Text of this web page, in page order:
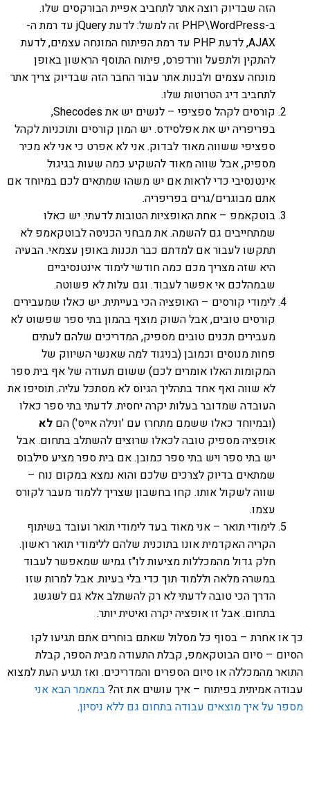
הזה שבדיוק רוצה אתר לתחביב אפיית הבורקסים שלו.
ב-PHP\WordPress זה למשל: לדעת jQuery עד רמת ה-
AJAX, לדעת PHP עד רמת הפיתוח המונחה עצמים, לדעת
להתקין ולתפעל וורדפרס, פיתוח התוסף הראשון באופן
מונחה עצמים ולבנות אתר עבור החבר הזה שבדיוק צריך אתר
לתחביב דיג הטרוטות שלו.
קורסים לקהל ספציפי – לנשים יש את Shecodes,
בפריפריה יש את אפלסידס. יש המון קורסים ותוכניות לקהל
ספציפי ששווה מאוד לבדוק. אני לא אפרט כי אני לא מכיר
מספיק, אבל שווה מאוד להשקיע כמה שעות בגיגול
אינטנסיבי כדי לראות אם יש משהו שמתאים לכם במיוחד אם
אתם מבוגרים/גרים בפריפריה.
בוטקאמפ – אחת האופציות הטובות לדעתי. יש כאלו
שמתחייבים גם להשמה. את מבחני הכניסה לבוטקאמפ לא
תתקשו לעבור אם למדתם כבר תכנות באופן עצמאי. הבעיה
היא שזה מצריך מכם כמה חודשי לימוד אינטנסיביים
שבמהלכם אי אפשר לעבוד. וגם עלות לא פשוטה.
לימודי קורסים – האופציה הכי בעייתית. יש כאלו שמעבירים
קורסים טובים, אבל השוק מוצף בהמון בתי ספר שפשוט לא
מעבירים תכנים טובים מספיק, המדריכים שלהם לעתים
פחות מנוסים וכמובן (בניגוד למה שאנשי השיווק של
המקומות האלו אומרים לכם) ששום תעודה של אף בית ספר
לא שווה ואף אחד בתהליך הגיוס לא מסתכל עליה. תוסיפו את
העובדה שמדובר בעלות יקרה יחסית. לדעתי בתי ספר כאלו
(ובמיוחד כאלו ששמם מתחרז עם 'ונילה אייס') הם לא
אופציה מספיק טובה לכאלו שרוצים להשתלב בתחום. אבל
יש בתי ספר ויש בתי ספר כמובן. אם בית ספר מציע סילבוס
שמתאים בדיוק לצרכים שלכם והוא נמצא במקום נוח –
שווה לשקול אותו. קחו בחשבון שצריך ללמוד מעבר לקורס
עצמו.
לימודי תואר – אני מאוד בעד לימודי תואר ועובד בשיתוף
הקריה האקדמית אונו בתוכנית שלהם ללימודי תואר ראשון.
חלק גדול מהמכללות מציעות לו"ז גמיש שמאפשר לעבוד
במשרה מלאה וללמוד תוך כדי בלי בעיות. אבל למרות שזו
הדרך הכי טובה לדעתי לא רק להשתלב אלא גם לשגשג
בתחום. אבל זו אופציה יקרה ואיטית יותר.
כך או אחרת – בסוף כל מסלול שאתם בוחרים אתם תגיעו לקו
הסיום – סיום הבוטקאמפ, קבלת התעודה מבית הספר, קבלת
התואר מהמכללה או סיום הספרים והמדריכים. ואז תגיע העת למצוא
עבודה אמיתית בפיתוח – איך עושים את זה?במאמר הבא אני
מספר על איך מוצאים עבודה בתחום גם ללא ניסיון.